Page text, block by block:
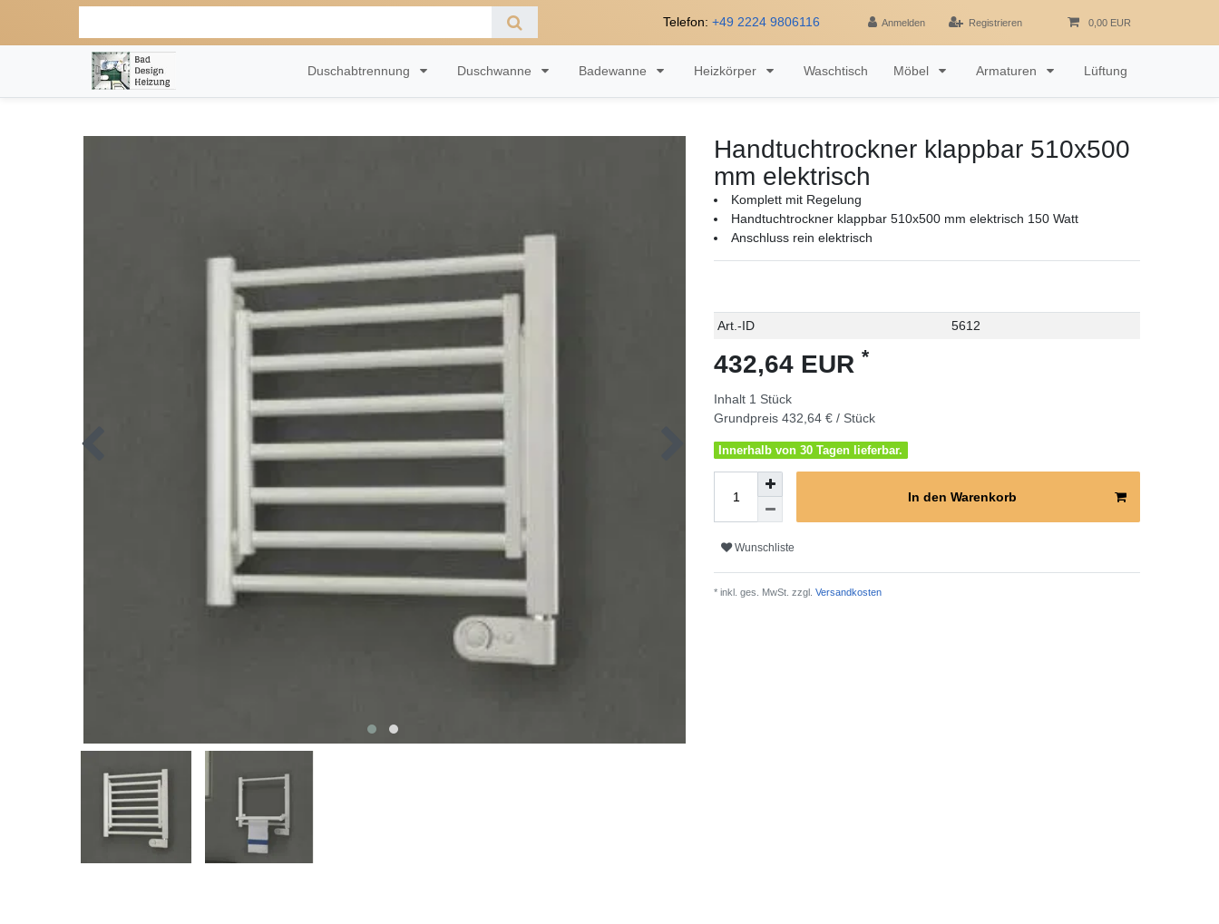
Telefon: +49 2224 9806116 Anmelden Registrieren 0,00 EUR
Duschabtrennung Duschwanne Badewanne Heizkörper Waschtisch Möbel Armaturen Lüftung
Handtuchtrockner klappbar 510x500
mm elektrisch
Komplett mit Regelung
Handtuchtrockner klappbar 510x500 mm elektrisch 150 Watt
Anschluss rein elektrisch
Technisches
Wert
Art.-ID 5612
432,64 EUR *
Inhalt 1 Stück
Grundpreis 432,64 € / Stück
Innerhalb von 30 Tagen lieferbar.
In den Warenkorb
Wunschliste
* inkl. ges. MwSt. zzgl. Versandkosten